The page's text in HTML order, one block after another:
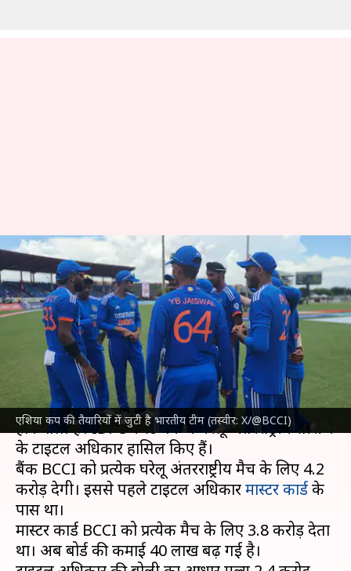
एशिया कप की तैयारियों में जुटी है भारतीय टीम (तस्वीर: X/@BCCI)
IDFC फर्स्ट बैंक ने घरेलू अंतरराष्ट्रीय
सीरीज के टाइटल अधिकार हासिल
किए, BCCI की कमाई बढ़ी
रजत गुप्ता Aug 25, 2023 05:19 pm
क्या है खबर?
भारतीय क्रिकेट कंट्रोल बोर्ड (BCCI)की आय में बढ़ोत्तरी
होने वाली है। IDFC फर्स्ट बैंक ने घरेलू अंतरराष्ट्रीय सीरीज
के टाइटल अधिकार हासिल किए हैं।
बैंक BCCI को प्रत्येक घरेलू अंतरराष्ट्रीय मैच के लिए 4.2
करोड़ देगी। इससे पहले टाइटल अधिकारमास्टर कार्डके
पास था।
मास्टर कार्ड BCCI को प्रत्येक मैच के लिए 3.8 करोड़ देता
था। अब बोर्ड की कमाई 40 लाख बढ़ गई है।